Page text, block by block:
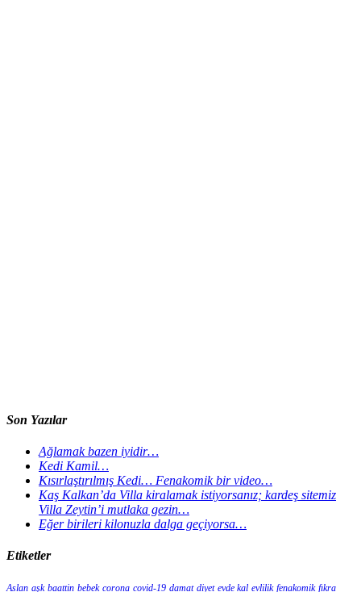
Son Yazılar
Ağlamak bazen iyidir…
Kedi Kamil…
Kısırlaştırılmış Kedi… Fenakomik bir video…
Kaş Kalkan’da Villa kiralamak istiyorsanız; kardeş sitemiz
Villa Zeytin’i mutlaka gezin…
Eğer birileri kilonuzla dalga geçiyorsa…
Etiketler
Aslan aşk baattin bebek corona covid-19 damat diyet evde kal evlilik fenakomik fıkra